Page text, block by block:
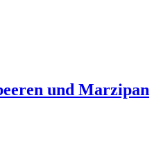
und Marzipan